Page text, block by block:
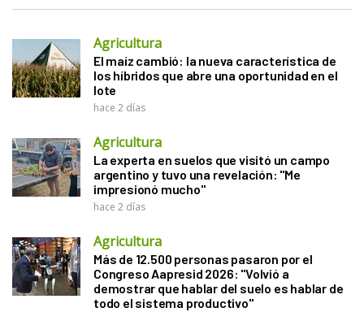
Agricultura
El maíz cambió: la nueva característica de
los híbridos que abre una oportunidad en el
lote
hace 2 días
Agricultura
La experta en suelos que visitó un campo
argentino y tuvo una revelación: "Me
impresionó mucho"
hace 2 días
Agricultura
Más de 12.500 personas pasaron por el
Congreso Aapresid 2026: "Volvió a
demostrar que hablar del suelo es hablar de
todo el sistema productivo"